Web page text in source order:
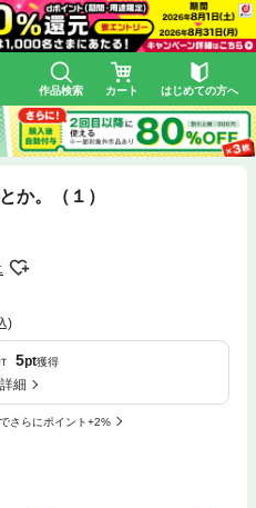
作品検索 カート はじめての方へ
か。（１）
)
5pt獲得
細
さらにポイント+2%